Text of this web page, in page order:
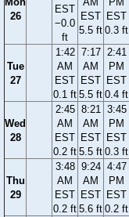
26
EST
−0.0
ft
EST
5.5 ft
EST
0.3 ft
Tue
27
1:42
AM
EST
0.1 ft
7:17
AM
EST
5.5 ft
2:41
PM
EST
0.4 ft
Wed
28
2:45
AM
EST
0.2 ft
8:21
AM
EST
5.5 ft
3:45
PM
EST
0.3 ft
Thu
29
3:48
AM
EST
0.2 ft
9:24
AM
EST
5.6 ft
4:47
PM
EST
0.2 ft